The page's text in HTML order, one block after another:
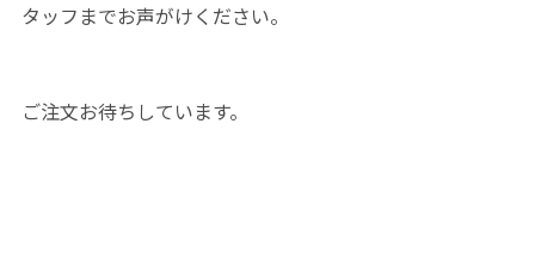
タッフまでお声がけください。
ご注文お待ちしています。